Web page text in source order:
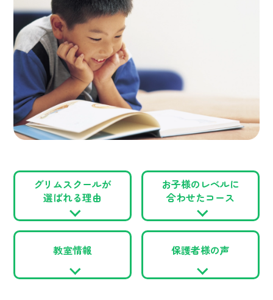
グリムスクールが
選ばれる理由
お子様のレベルに
合わせたコース
教室情報 保護者様の声